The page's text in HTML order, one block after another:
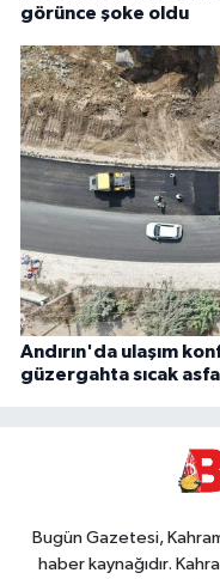
görünce şoke oldu
Andırın'da ulaşım
güzergahta sıcak
Bugün Gazetesi,
haber kaynağıdır.